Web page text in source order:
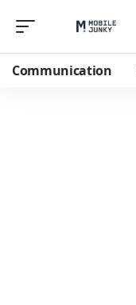
Communication